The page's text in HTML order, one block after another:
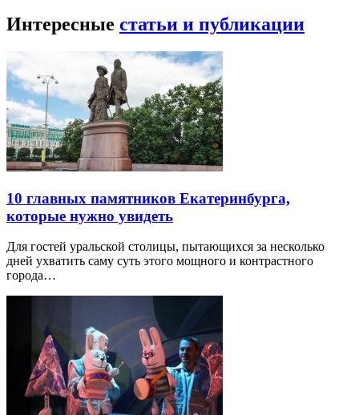
Интересные статьи и публикации
10 главных памятников Екатеринбурга,
которые нужно увидеть
Для гостей уральской столицы, пытающихся за несколько
дней ухватить саму суть этого мощного и контрастного
города…